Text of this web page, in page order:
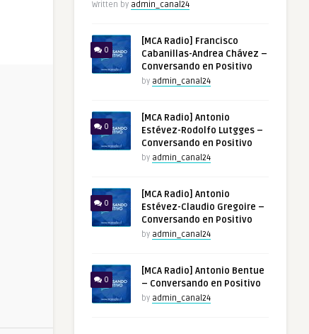
Written by admin_canal24
0
[MCA Radio] Francisco
Cabanillas-Andrea Chávez –
Conversando en Positivo
by admin_canal24
0
[MCA Radio] Antonio
Estévez-Rodolfo Lutgges –
Conversando en Positivo
by admin_canal24
0
[MCA Radio] Antonio
Estévez-Claudio Gregoire –
Conversando en Positivo
by admin_canal24
0
[MCA Radio] Antonio Bentue
– Conversando en Positivo
by admin_canal24